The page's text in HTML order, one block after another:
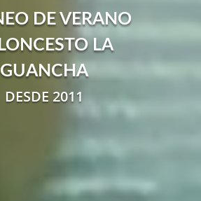
DE VERANO
LA
GUANCHA
DESDE 2011